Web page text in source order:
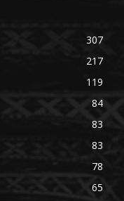
307
217
119
84
83
83
78
65